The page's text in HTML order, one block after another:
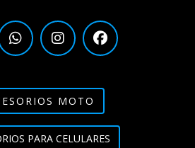
MOTO
y herramientas
Audio
MOTO
PARA CELULARES